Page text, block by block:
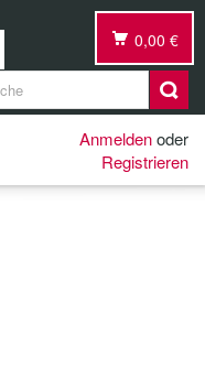
0,00 €
Anmeldenoder
Registrieren